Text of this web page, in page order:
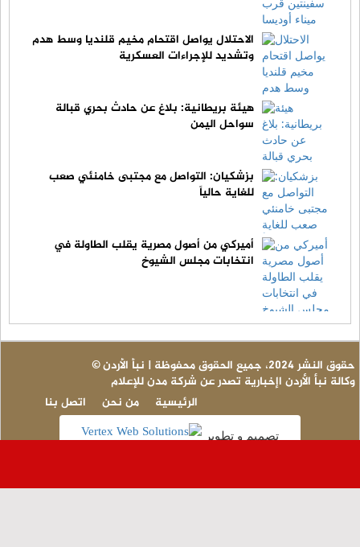
الاحتلال يواصل اقتحام مخيم قلنديا وسط هدم
وتشديد للإجراءات العسكرية
هيئة بريطانية: بلاغ عن حادث بحري قبالة
سواحل اليمن
بزشكيان: التواصل مع مجتبى خامنئي صعب
للغاية حالياً
أميركي من أصول مصرية يقلب الطاولة في
انتخابات مجلس الشيوخ
© حقوق النشر 2024، جميع الحقوق محفوظة | نبأ الأردن
وكالة نبأ الأردن اإخبارية تصدر عن شركة مدن للإعلام
اتصل بنا
من نحن الرئيسية
تصميم و تطوير